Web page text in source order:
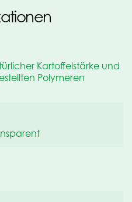
Kartoffelstärke und
Polymeren